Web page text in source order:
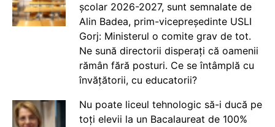
școlar 2026-2027, sunt semnalate de
Alin Badea, prim-vicepreședinte USLI
Gorj: Ministerul o comite grav de tot.
Ne sună directorii disperați că oamenii
rămân fără posturi. Ce se întâmplă cu
învățătorii, cu educatorii?
Nu poate liceul tehnologic să-i ducă pe
toți elevii la un Bacalaureat de 100%